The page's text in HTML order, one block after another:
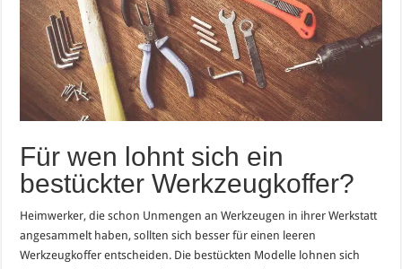
Für wen lohnt sich ein
bestückter Werkzeugkoffer?
Heimwerker, die schon Unmengen an Werkzeugen in ihrer Werkstatt
angesammelt haben, sollten sich besser für einen leeren
Werkzeugkoffer entscheiden. Die bestückten Modelle lohnen sich